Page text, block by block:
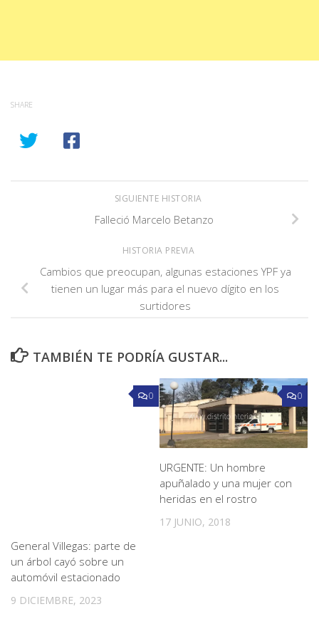
SHARE
SIGUIENTE HISTORIA
Falleció Marcelo Betanzo
HISTORIA PREVIA
Cambios que preocupan, algunas estaciones YPF ya
tienen un lugar más para el nuevo dígito en los
surtidores
TAMBIÉN TE PODRÍA GUSTAR...
0
General Villegas: parte de
un árbol cayó sobre un
automóvil estacionado
9 DICIEMBRE, 2023
0
URGENTE: Un hombre
apuñalado y una mujer con
heridas en el rostro
17 JUNIO, 2018